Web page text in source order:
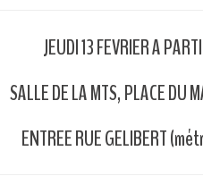
JEUDI 13 FEVRIER A
SALLE DE LA MTS, PLACE DU
ENTREE RUE GELIBERT